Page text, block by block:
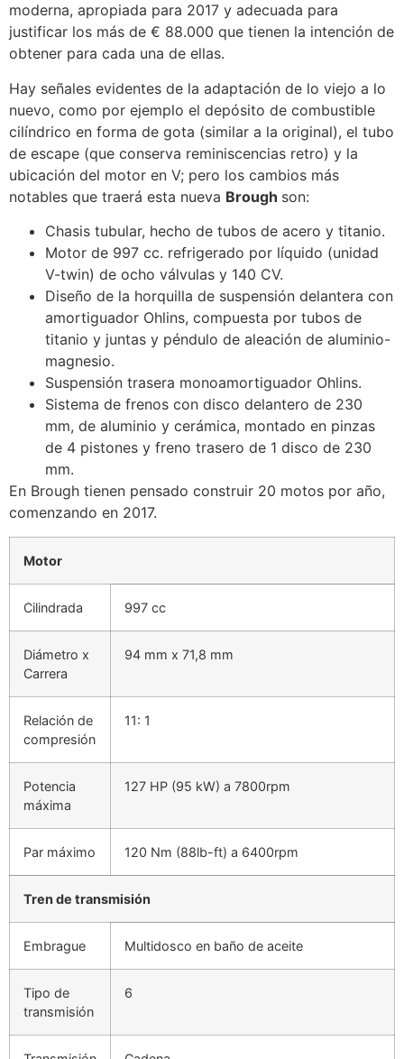
moderna, apropiada para 2017 y adecuada para
justificar los más de € 88.000 que tienen la intención de
obtener para cada una de ellas.
Hay señales evidentes de la adaptación de lo viejo a lo
nuevo, como por ejemplo el depósito de combustible
cilíndrico en forma de gota (similar a la original), el tubo
de escape (que conserva reminiscencias retro) y la
ubicación del motor en V; pero los cambios más
notables que traerá esta nueva Brough son:
Chasis tubular, hecho de tubos de acero y titanio.
Motor de 997 cc. refrigerado por líquido (unidad
V-twin) de ocho válvulas y 140 CV.
Diseño de la horquilla de suspensión delantera con
amortiguador Ohlins, compuesta por tubos de
titanio y juntas y péndulo de aleación de aluminio-
magnesio.
Suspensión trasera monoamortiguador Ohlins.
Sistema de frenos con disco delantero de 230
mm, de aluminio y cerámica, montado en pinzas
de 4 pistones y freno trasero de 1 disco de 230
mm.
En Brough tienen pensado construir 20 motos por año,
comenzando en 2017.
Motor
Cilindrada 997 cc
Diámetro x
Carrera
94 mm x 71,8 mm
Relación de
compresión
11: 1
Potencia
máxima
127 HP (95 kW) a 7800rpm
Par máximo 120 Nm (88lb-ft) a 6400rpm
Tren de transmisión
Embrague Multidosco en baño de aceite
Tipo de
transmisión
6